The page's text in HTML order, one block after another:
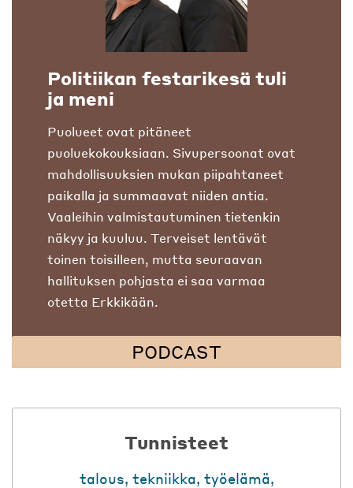
Politiikan festarikesä tuli
ja meni
Puolueet ovat pitäneet
puoluekokouksiaan. Sivupersoonat ovat
mahdollisuuksien mukan piipahtaneet
paikalla ja summaavat niiden antia.
Vaaleihin valmistautuminen tietenkin
näkyy ja kuuluu. Terveiset lentävät
toinen toisilleen, mutta seuraavan
hallituksen pohjasta ei saa varmaa
otetta Erkkikään.
PODCAST
Tunnisteet
talous, tekniikka, työelämä,